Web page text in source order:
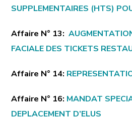
SUPPLEMENTAIRES (HTS)
Affaire N° 13:
FACIALE DES TICKETS
Affaire N° 14:
Affaire N° 16: MANDAT
DEPLACEMENT D’ELUS